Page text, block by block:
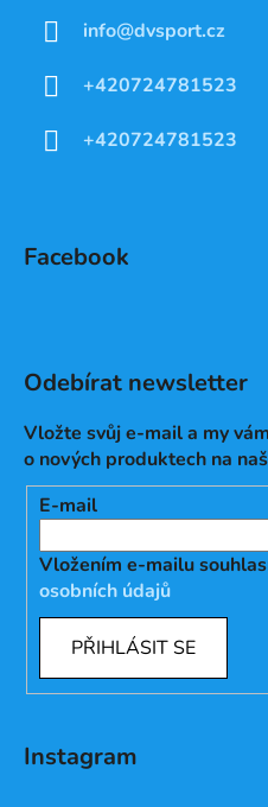
info@dvsport.cz
+420724781523
+420724781523
Facebook
Odebírat newsletter
Vložte svůj e-mail a my
o nových produktech na
E-mail
Vložením e-mailu
osobních údajů
PŘIHLÁSIT SE
Instagram